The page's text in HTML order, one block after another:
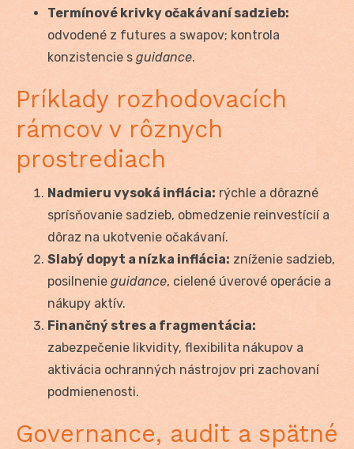
Termínové krivky očakávaní sadzieb:
odvodené z futures a swapov; kontrola
konzistencie s guidance.
Príklady rozhodovacích
rámcov v rôznych
prostrediach
Nadmieru vysoká inflácia: rýchle a dôrazné
sprísňovanie sadzieb, obmedzenie reinvestícií a
dôraz na ukotvenie očakávaní.
Slabý dopyt a nízka inflácia: zníženie sadzieb,
posilnenie guidance, cielené úverové operácie a
nákupy aktív.
Finančný stres a fragmentácia:
zabezpečenie likvidity, flexibilita nákupov a
aktivácia ochranných nástrojov pri zachovaní
podmienenosti.
Governance, audit a spätné